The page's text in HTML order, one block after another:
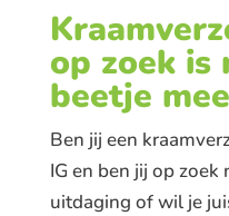
op zoek is
beetje
Ben jij een
IG en ben jij op zoek
uitdaging of wil je